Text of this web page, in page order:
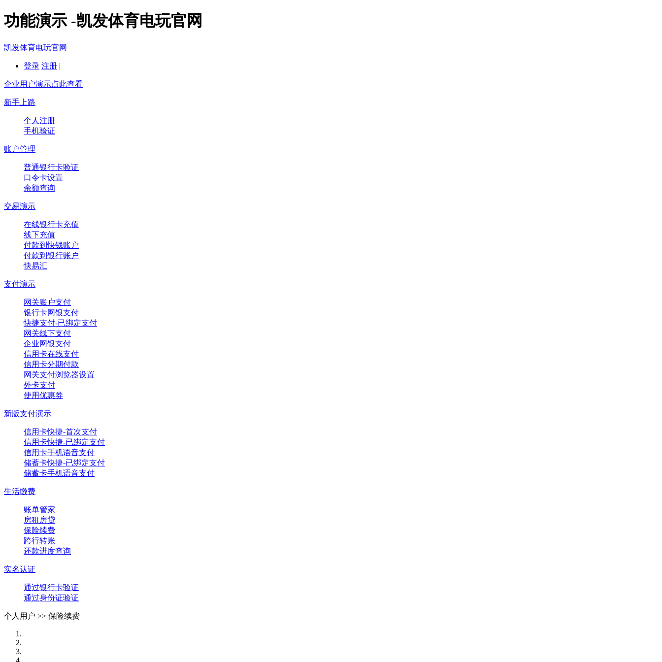
功能演示 -凯发体育电玩官网
凯发体育电玩官网
登录 注册 |
企业用户演示点此查看
新手上路
个人注册
手机验证
账户管理
普通银行卡验证
口令卡设置
余额查询
交易演示
在线银行卡充值
线下充值
付款到快钱账户
付款到银行账户
快易汇
支付演示
网关账户支付
银行卡网银支付
快捷支付-已绑定支付
网关线下支付
企业网银支付
信用卡在线支付
信用卡分期付款
网关支付浏览器设置
外卡支付
使用优惠券
新版支付演示
信用卡快捷-首次支付
信用卡快捷-已绑定支付
信用卡手机语音支付
储蓄卡快捷-已绑定支付
储蓄卡手机语音支付
生活缴费
账单管家
房租房贷
保险续费
跨行转账
还款进度查询
实名认证
通过银行卡验证
通过身份证验证
个人用户 >> 保险续费